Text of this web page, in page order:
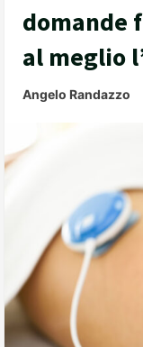
domande
al meglio
Angelo Randazzo